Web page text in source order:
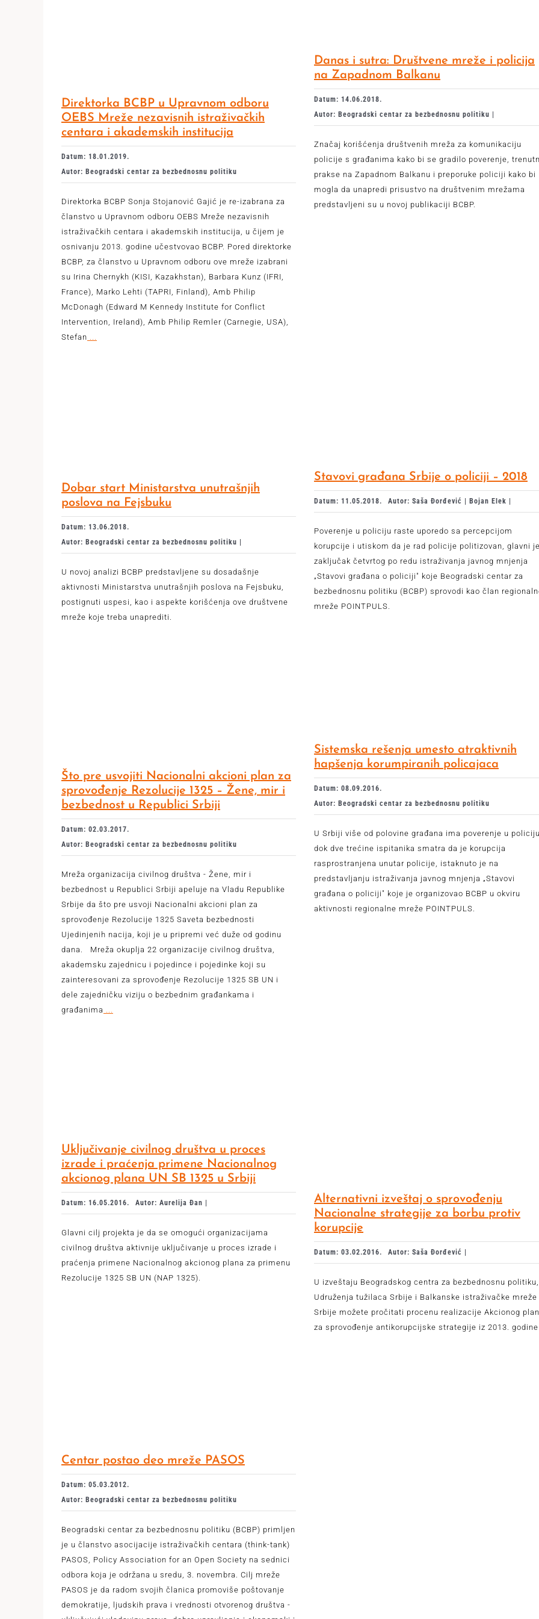
Direktorka BCBP u Upravnom odboru
OEBS Mreže nezavisnih istraživačkih
centara i akademskih institucija
Datum: 18.01.2019.
Autor: Beogradski centar za bezbednosnu politiku
Direktorka BCBP Sonja Stojanović Gajić je re-izabrana za
članstvo u Upravnom odboru OEBS Mreže nezavisnih
istraživačkih centara i akademskih institucija, u čijem je
osnivanju 2013. godine učestvovao BCBP. Pored direktorke
BCBP, za članstvo u Upravnom odboru ove mreže izabrani
su Irina Chernykh (KISI, Kazakhstan), Barbara Kunz (IFRI,
France), Marko Lehti (TAPRI, Finland), Amb Philip
McDonagh (Edward M Kennedy Institute for Conflict
Intervention, Ireland), Amb Philip Remler (Carnegie, USA),
Stefan ...
Danas i sutra: Društvene mreže i policija
na Zapadnom Balkanu
Datum: 14.06.2018.
Autor: Beogradski centar za bezbednosnu politiku |
Značaj korišćenja društvenih mreža za komunikaciju
policije s građanima kako bi se gradilo poverenje,
prakse na Zapadnom Balkanu i preporuke policiji kako bi
mogla da unapredi prisustvo na društvenim mrežama
predstavljeni su u novoj publikaciji BCBP.
Dobar start Ministarstva unutrašnjih
poslova na Fejsbuku
Datum: 13.06.2018.
Autor: Beogradski centar za bezbednosnu politiku |
U novoj analizi BCBP predstavljene su dosadašnje
aktivnosti Ministarstva unutrašnjih poslova na Fejsbuku,
postignuti uspesi, kao i aspekte korišćenja ove društvene
mreže koje treba unaprediti.
Stavovi građana Srbije o policiji – 2018
Datum: 11.05.2018. Autor: Saša Đorđević | Bojan Elek |
Poverenje u policiju raste uporedo sa percepcijom
korupcije i utiskom da je rad policije politizovan, glavni
zaključak četvrtog po redu istraživanja javnog mnjenja
„Stavovi građana o policiji" koje Beogradski centar za
bezbednosnu politiku (BCBP) sprovodi kao član
mreže POINTPULS.
Što pre usvojiti Nacionalni akcioni plan za
sprovođenje Rezolucije 1325 – Žene, mir i
bezbednost u Republici Srbiji
Datum: 02.03.2017.
Autor: Beogradski centar za bezbednosnu politiku
Mreža organizacija civilnog društva - Žene, mir i
bezbednost u Republici Srbiji apeluje na Vladu Republike
Srbije da što pre usvoji Nacionalni akcioni plan za
sprovođenje Rezolucije 1325 Saveta bezbednosti
Ujedinjenih nacija, koji je u pripremi već duže od godinu
dana. Mreža okuplja 22 organizacije civilnog društva,
akademsku zajednicu i pojedince i pojedinke koji su
zainteresovani za sprovođenje Rezolucije 1325 SB UN i
dele zajedničku viziju o bezbednim građankama i
građanima ...
Sistemska rešenja umesto atraktivnih
hapšenja korumpiranih policajaca
Datum: 08.09.2016.
Autor: Beogradski centar za bezbednosnu politiku
U Srbiji više od polovine građana ima poverenje u
dok dve trećine ispitanika smatra da je korupcija
rasprostranjena unutar policije, istaknuto je na
predstavljanju istraživanja javnog mnjenja „Stavovi
građana o policiji" koje je organizovao BCBP u okviru
aktivnosti regionalne mreže POINTPULS.
Uključivanje civilnog društva u proces
izrade i praćenja primene Nacionalnog
akcionog plana UN SB 1325 u Srbiji
Datum: 16.05.2016. Autor: Aurelija Đan |
Glavni cilj projekta je da se omogući organizacijama
civilnog društva aktivnije uključivanje u proces izrade i
praćenja primene Nacionalnog akcionog plana za primenu
Rezolucije 1325 SB UN (NAP 1325).
Alternativni izveštaj o sprovođenju
Nacionalne strategije za borbu protiv
korupcije
Datum: 03.02.2016. Autor: Saša Đorđević |
U izveštaju Beogradskog centra za bezbednosnu politiku,
Udruženja tužilaca Srbije i Balkanske istraživačke mreže
Srbije možete pročitati procenu realizacije Akcionog
za sprovođenje antikorupcijske strategije iz 2013.
Centar postao deo mreže PASOS
Datum: 05.03.2012.
Autor: Beogradski centar za bezbednosnu politiku
Beogradski centar za bezbednosnu politiku (BCBP) primljen
je u članstvo asocijacije istraživačkih centara (think-tank)
PASOS, Policy Association for an Open Society na sednici
odbora koja je održana u sredu, 3. novembra. Cilj mreže
PASOS je da radom svojih članica promoviše poštovanje
demokratije, ljudskih prava i vrednosti otvorenog društva -